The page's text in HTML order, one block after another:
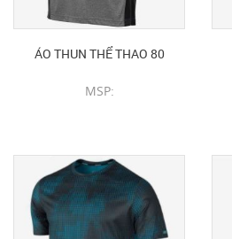
ÁO THUN THỂ THAO 80
MSP: